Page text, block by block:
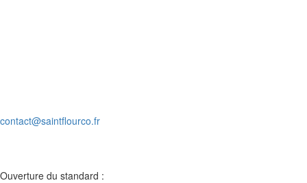
contact@saintflourco.fr
Ouverture du standard :